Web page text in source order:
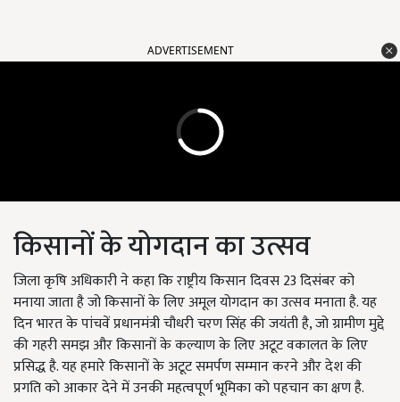
ADVERTISEMENT
किसानों के योगदान का उत्सव
जिला कृषि अधिकारी ने कहा कि राष्ट्रीय किसान दिवस 23 दिसंबर को
मनाया जाता है जो किसानों के लिए अमूल योगदान का उत्सव मनाता है. यह
दिन भारत के पांचवें प्रधानमंत्री चौधरी चरण सिंह की जयंती है, जो ग्रामीण मुद्दे
की गहरी समझ और किसानों के कल्याण के लिए अटूट वकालत के लिए
प्रसिद्ध है. यह हमारे किसानों के अटूट समर्पण सम्मान करने और देश की
प्रगति को आकार देने में उनकी महत्वपूर्ण भूमिका को पहचान का क्षण है.